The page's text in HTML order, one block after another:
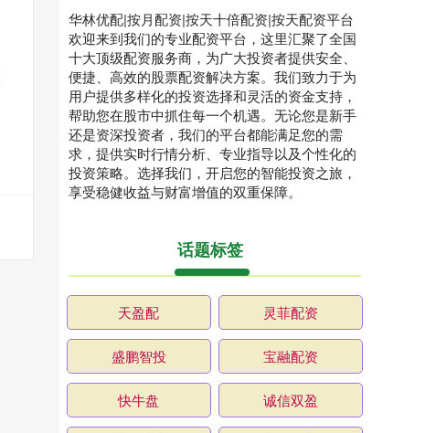
华林优配|按月配资|按天十倍配资|按天配资平台
欢迎来到我们的专业配资平台，这里汇聚了全国
十大顶级配资服务商，为广大投资者提供安全、
便捷、高效的股票配资解决方案。我们致力于为
用户提供多样化的投资选择和灵活的资金支持，
帮助您在股市中抓住每一个机遇。无论您是新手
还是资深投资者，我们的平台都能满足您的需
求，提供实时行情分析、专业指导以及个性化的
投资策略。选择我们，开启您的智能投资之旅，
享受稳健收益与财富增值的双重保障。
话题标签
天盈配 灵菲配资
盛鹏智投 宝融配资
快牛盘 诚信双盈